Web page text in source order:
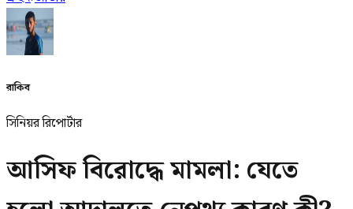
রাকিব
সিনিয়র রিপোর্টার
আসিফ বিরোদ্ধে মামলা: যেতে